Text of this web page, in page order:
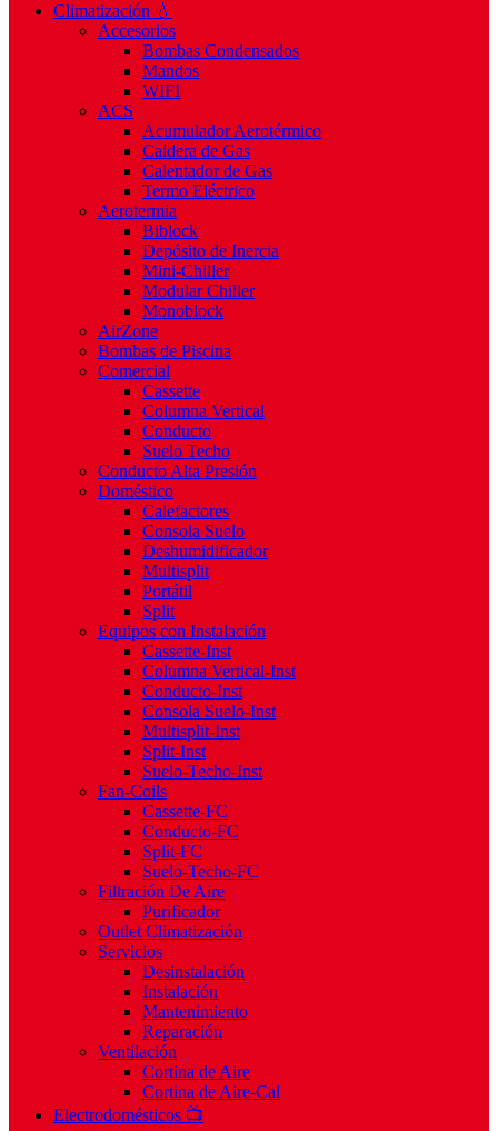
Climatización 💧
Accesorios
Bombas Condensados
Mandos
WIFI
ACS
Acumulador Aerotérmico
Caldera de Gas
Calentador de Gas
Termo Eléctrico
Aerotermia
Biblock
Depósito de Inercia
Mini-Chiller
Modular Chiller
Monoblock
AirZone
Bombas de Piscina
Comercial
Cassette
Columna Vertical
Conducto
Suelo Techo
Conducto Alta Presión
Doméstico
Calefactores
Consola Suelo
Deshumidificador
Multisplit
Portátil
Split
Equipos con Instalación
Cassette-Inst
Columna Vertical-Inst
Conducto-Inst
Consola Suelo-Inst
Multisplit-Inst
Split-Inst
Suelo-Techo-Inst
Fan-Coils
Cassette-FC
Conducto-FC
Split-FC
Suelo-Techo-FC
Filtración De Aire
Purificador
Outlet Climatización
Servicios
Desinstalación
Instalación
Mantenimiento
Reparación
Ventilación
Cortina de Aire
Cortina de Aire-Cal
Electrodomésticos 📺